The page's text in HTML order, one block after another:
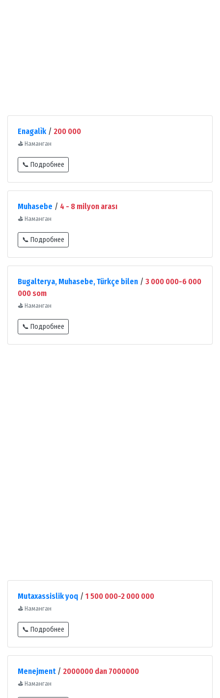
Enagalìk / 200 000
⛳ Наманган
📞 Подробнее
Muhasebe / 4 - 8 milyon arası
⛳ Наманган
📞 Подробнее
Bugalterya, Muhasebe, Türkçe bilen / 3 000 000-6 000
000 som
⛳ Наманган
📞 Подробнее
Mutaxassislik yoq / 1 500 000-2 000 000
⛳ Наманган
📞 Подробнее
Menejment/ 2000000 dan 7000000
⛳ Наманган